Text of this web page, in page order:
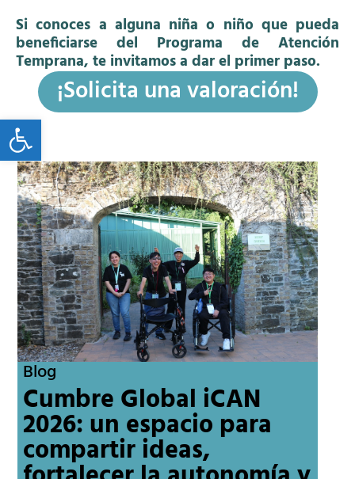
Open toolbar
Si conoces a alguna niña o niño que pueda
beneficiarse del Programa de Atención
Temprana, te invitamos a dar el primer paso.
¡Solicita una valoración!
Blog
Cumbre Global iCAN
2026: un espacio para
compartir ideas,